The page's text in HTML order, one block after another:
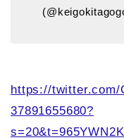
https://twitter.com/
37891655680?